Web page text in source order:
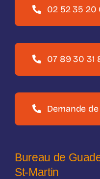
02 52 35 20
07 89 30 31
Demande
Bureau de
St-Martin